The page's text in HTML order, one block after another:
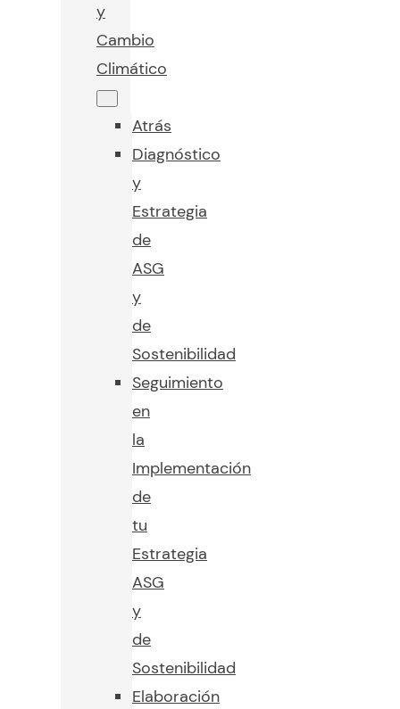
y
Cambio
Climático
Atrás
Diagnóstico
y
Estrategia
de
ASG
y
de
Sostenibilidad
Seguimiento
en
la
Implementación
de
tu
Estrategia
ASG
y
de
Sostenibilidad
Elaboración